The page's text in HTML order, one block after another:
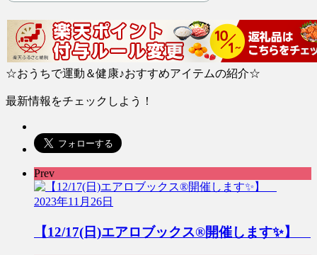
☆おうちで運動＆健康♪おすすめアイテムの紹介☆
最新情報をチェックしよう！
Prev
2023年11月26日
【12/17(日)エアロブックス®︎開催します✨】